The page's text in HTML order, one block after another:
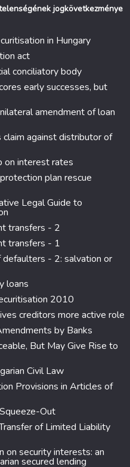
jogkövetkezménye
in Hungary
act
conciliatory body
early successes, but
amendment of loan
against distributor of
on interest rates
plan rescue
Legal Guide to
transfers - 2
transfers - 1
- 2: salvation or
loans
2010
creditors more active role
by Banks
But May Give Rise to
Civil Law
Provisions in Articles of
Out
of Limited Liability
on security interests: an
secured lending